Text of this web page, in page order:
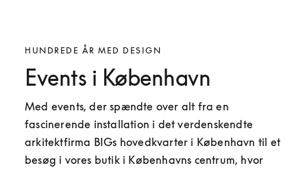
HUNDREDE ÅR MED DESIGN
Events i København
Med events, der spændte over alt fra en
fascinerende installation i det verdenskendte
arkitektfirma BIGs hovedkvarter i København til et
besøg i vores butik i Københavns centrum, hvor